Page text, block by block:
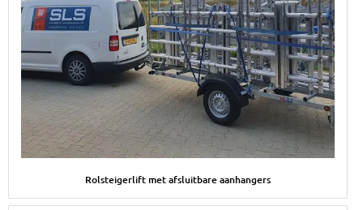
Rolsteigerlift met afsluitbare aanhangers